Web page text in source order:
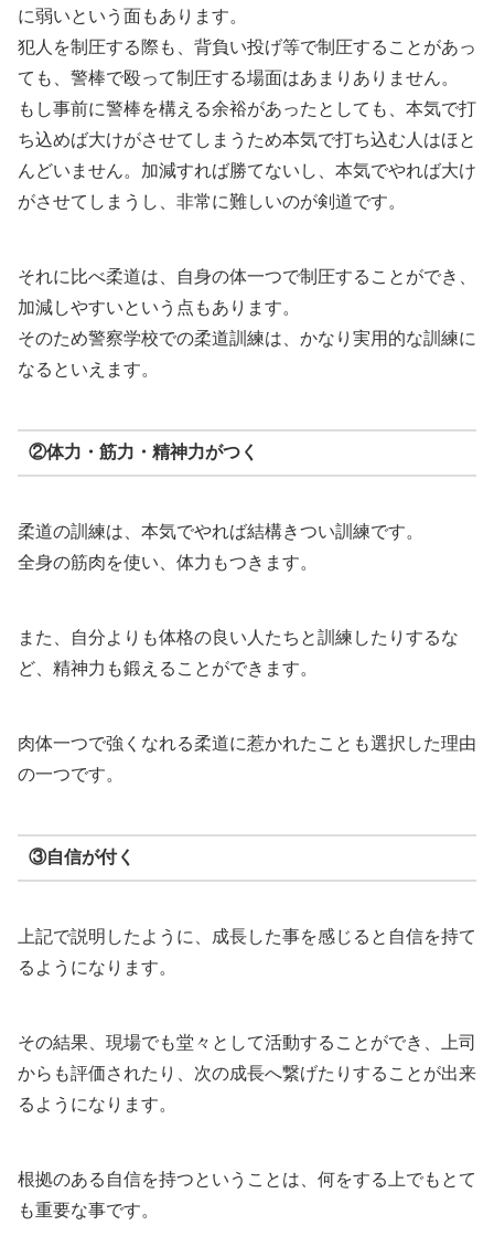
に弱いという面もあります。
犯人を制圧する際も、背負い投げ等で制圧することがあっ
ても、警棒で殴って制圧する場面はあまりありません。
もし事前に警棒を構える余裕があったとしても、本気で打
ち込めば大けがさせてしまうため本気で打ち込む人はほと
んどいません。加減すれば勝てないし、本気でやれば大け
がさせてしまうし、非常に難しいのが剣道です。
それに比べ柔道は、自身の体一つで制圧することができ、
加減しやすいという点もあります。
そのため警察学校での柔道訓練は、かなり実用的な訓練に
なるといえます。
②体力・筋力・精神力がつく
柔道の訓練は、本気でやれば結構きつい訓練です。
全身の筋肉を使い、体力もつきます。
また、自分よりも体格の良い人たちと訓練したりするな
ど、精神力も鍛えることができます。
肉体一つで強くなれる柔道に惹かれたことも選択した理由
の一つです。
③自信が付く
上記で説明したように、成長した事を感じると自信を持て
るようになります。
その結果、現場でも堂々として活動することができ、上司
からも評価されたり、次の成長へ繋げたりすることが出来
るようになります。
根拠のある自信を持つということは、何をする上でもとて
も重要な事です。